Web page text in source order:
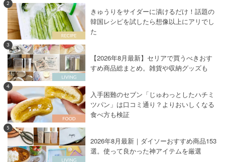
2
きゅうりをサイダーに漬けるだけ！話題の
韓国レシピを試したら想像以上にアリでし
た
3
【2026年8月最新】セリアで買うべきおす
すめ商品総まとめ。雑貨や収納グッズも
4
入手困難のセブン「じゅわっとしたハチミ
ツパン」は口コミ通り？よりおいしくなる
食べ方も検証
5
2026年8月最新｜ダイソーおすすめ商品153
選。使って良かった神アイテムを厳選